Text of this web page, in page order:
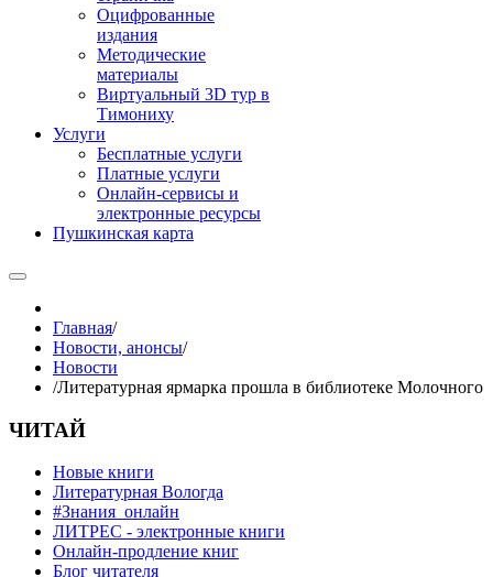
Оцифрованные
издания
Методические
материалы
Виртуальный 3D тур в
Тимониху
Услуги
Бесплатные услуги
Платные услуги
Онлайн-сервисы и
электронные ресурсы
Пушкинская карта
Главная/
Новости, анонсы/
Новости
/Литературная ярмарка прошла в библиотеке Молочного
ЧИТАЙ
Новые книги
Литературная Вологда
#Знания_онлайн
ЛИТРЕС - электронные книги
Онлайн-продление книг
Блог читателя